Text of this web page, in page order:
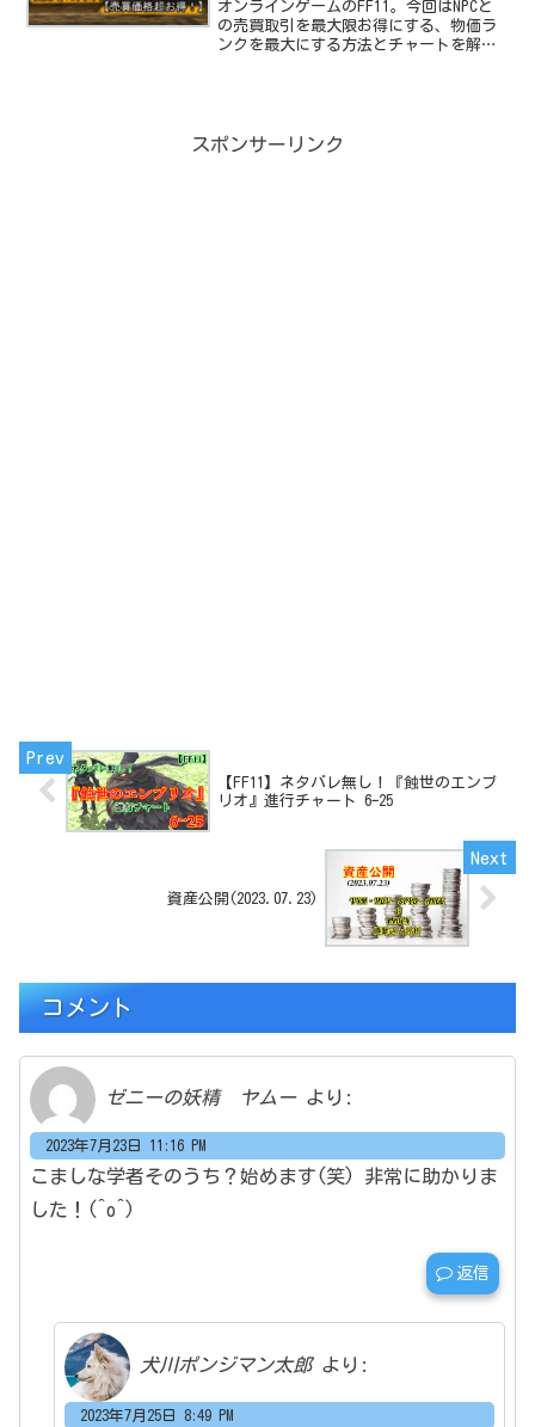
オンラインゲームのFF11。今回はNPCと
の売買取引を最大限お得にする、物価ラ
ンクを最大にする方法とチャートを解
スポンサーリンク
【FF11】ネタバレ無し！『蝕世のエンブ
リオ』進行チャート 6ｰ25
資産公開(2023.07.23)
コメント
ゼニーの妖精 ヤムー より:
2023年7月23日 11:16 PM
こましな学者そのうち？始めます(笑)
非常に助かりま
した！(^o^)
返信
犬川ポンジマン太郎 より:
2023年7月25日 8:49 PM